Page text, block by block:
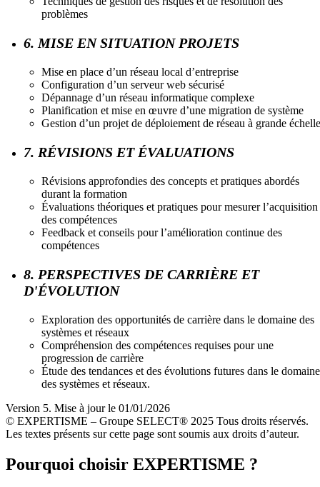
problèmes
6. MISE EN SITUATION PROJETS
Mise en place d’un réseau local d’entreprise
Configuration d’un serveur web sécurisé
Dépannage d’un réseau informatique complexe
Planification et mise en œuvre d’une migration de système
Gestion d’un projet de déploiement de réseau à grande échelle
7. RÉVISIONS ET ÉVALUATIONS
Révisions approfondies des concepts et pratiques abordés
durant la formation
Évaluations théoriques et pratiques pour mesurer l’acquisition
des compétences
Feedback et conseils pour l’amélioration continue des
compétences
8. PERSPECTIVES DE CARRIÈRE ET
D'ÉVOLUTION
Exploration des opportunités de carrière dans le domaine des
systèmes et réseaux
Compréhension des compétences requises pour une
progression de carrière
Étude des tendances et des évolutions futures dans le domaine
des systèmes et réseaux.
Version 5. Mise à jour le 01/01/2026
© EXPERTISME – Groupe SELECT® 2025 Tous droits réservés.
Les textes présents sur cette page sont soumis aux droits d’auteur.
Pourquoi choisir EXPERTISME ?